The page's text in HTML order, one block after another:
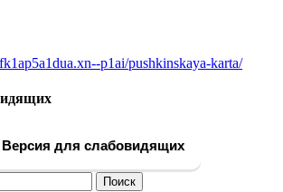
p1ai/pushkinskaya-karta/
Версия для слабовидящих